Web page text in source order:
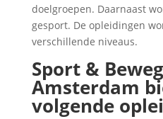
doelgroepen. Daarnaast
gesport. De opleidingen
verschillende niveaus.
Sport &
Amsterdam
volgende